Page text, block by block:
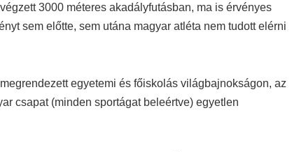
3000 méteres akadályfutásban, ma is érvényes
sem előtte, sem utána magyar atléta nem tudott elérni
egyetemi és főiskolás világbajnokságon, az
csapat (minden sportágat beleértve) egyetlen